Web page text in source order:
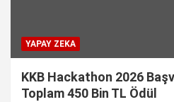
YAPAY ZEKA
KKB Hackathon 2026
Toplam 450 Bin TL Ödül